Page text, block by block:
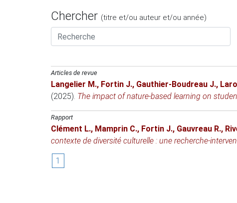
Chercher (titre et/ou auteur et/ou année)
Articles de revue
Langelier M., Fortin J., Gauthier-Boudreau J.,
(2025). The impact of nature-based learning on
Rapport
Clément L., Mamprin C., Fortin J., Gauvreau R.,
contexte de diversité culturelle : une recherche-
1